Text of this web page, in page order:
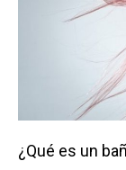
¿Qué es un